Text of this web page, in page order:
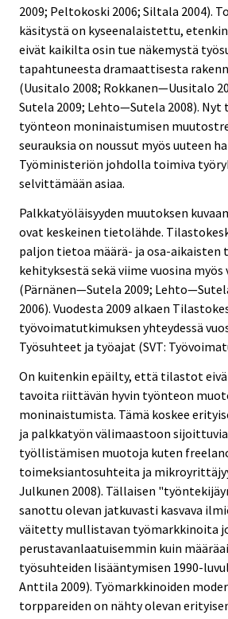
2009; Peltokoski 2006; Siltala 2004).
käsitystä on kyseenalaistettu,
eivät kaikilta osin tue näkemystä
tapahtuneesta dramaattisesta
(Uusitalo 2008; Rokkanen—Uusitalo
Sutela 2009; Lehto—Sutela 2008). Nyt
työnteon moninaistumisen
seurauksia on noussut myös uuteen
Työministeriön johdolla toimiva
selvittämään asiaa.
Palkkatyöläisyyden muutoksen
ovat keskeinen tietolähde.
paljon tietoa määrä- ja osa-aikaisten
kehityksestä sekä viime vuosina
(Pärnänen—Sutela 2009;
2006). Vuodesta 2009 alkaen
työvoimatutkimuksen yhteydessä
Työsuhteet ja työajat (SVT:
On kuitenkin epäilty, että tilastot
tavoita riittävän hyvin työnteon
moninaistumista. Tämä koskee
ja palkkatyön välimaastoon
työllistämisen muotoja kuten
toimeksiantosuhteita ja
Julkunen 2008). Tällaisen
sanottu olevan jatkuvasti kasvava
väitetty mullistavan työmarkkinoita
perustavanlaatuisemmin kuin
työsuhteiden lisääntymisen 1990-
Anttila 2009). Työmarkkinoiden
torppareiden on nähty olevan